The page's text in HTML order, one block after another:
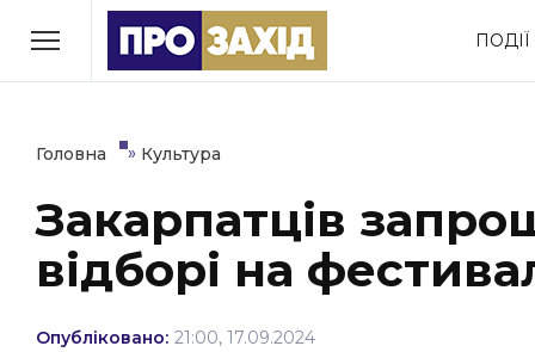
ПОДІЇ
РУБРИКИ
Економіка
Політика Соціум
Втрачений Ужгород
(відеоверсія)
Головна » Культура
Закарпатців
відборі на
Опубліковано: 21:00, 17.09.2024